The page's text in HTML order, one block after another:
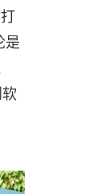
是